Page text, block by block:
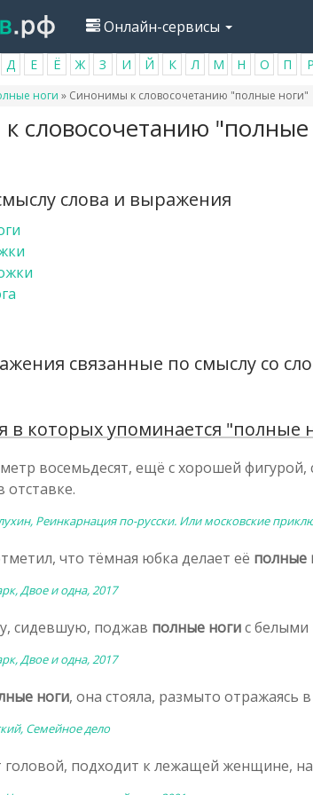
Онлайн-сервисы
Д Е Ё Ж З И Й К Л М Н О П Р
ноги » Синонимы к словосочетанию "полные ноги"
словосочетанию "полные
слова и выражения
связанные по смыслу со
в которых упоминается "полные
восемьдесят, ещё с хорошей
Реинкарнация по-русски. Или московские
что тёмная юбка делает её полные
Двое и одна, 2017
сидевшую, поджав полные ногис белыми
Двое и одна, 2017
ноги, она стояла, размыто
Семейное дело
подходит к лежащей женщине,